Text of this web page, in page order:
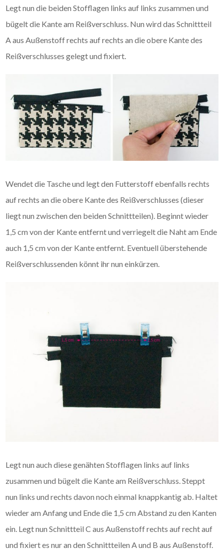
Legt nun die beiden Stofflagen links auf links zusammen und
bügelt die Kante am Reißverschluss. Nun wird das Schnittteil
A aus Außenstoff rechts auf rechts an die obere Kante des
Reißverschlusses gelegt und fixiert.
Wendet die Tasche und legt den Futterstoff ebenfalls rechts
auf rechts an die obere Kante des Reißverschlusses (dieser
liegt nun zwischen den beiden Schnittteilen). Beginnt wieder
1,5 cm von der Kante entfernt und verriegelt die Naht am Ende
auch 1,5 cm von der Kante entfernt. Eventuell überstehende
Reißverschlussenden könnt ihr nun einkürzen.
Legt nun auch diese genähten Stofflagen links auf links
zusammen und bügelt die Kante am Reißverschluss. Steppt
nun links und rechts davon noch einmal knappkantig ab. Haltet
wieder am Anfang und Ende die 1,5 cm Abstand zu den Kanten
ein. Legt nun Schnittteil C aus Außenstoff rechts auf recht auf
und fixiert es nur an den Schnittteilen A und B aus Außenstoff.